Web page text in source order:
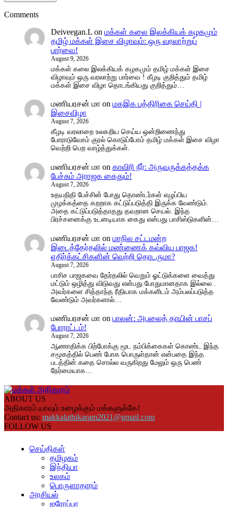
Comments
Deiveegan.L on மக்கள் கலை இலக்கியக் கழகமும்
தமிழ் மக்கள் இசை விழாவும்: ஒரு வரலாற்றுப்
பார்வை!
August 9, 2026
மக்கள் கலை இலக்கியக் கழகமும் தமிழ் மக்கள் இசை
விழாவும் ஒரு வரலாற்று பார்வை ! கீழடி குறித்தும் தமிழ்
மக்கள் இசை விழா தொடங்கியது குறித்தும்…
மணியரசன் மா on மகஇக பத்திரிகை செய்தி |
இசைவிழா
August 7, 2026
கீழடி வரலாறை உலகறிய செய்ய ஒன்றிணைந்து
போராடுவோம் குரல் கொடுப்போம் தமிழ் மக்கள் இசை விழா
வெற்றி பெற வாழ்த்துக்கள்.
மணியரசன் மா on காவிரி நீர்: அருவருக்கத்தக்க
பேச்சும் அராஜக கைதும்!
August 7, 2026
உதயநிதி பேச்சின் போது தொண்டர்கள் எழுப்பிய
முழக்கத்தை கறறாக கட்டுப்படுத்தி இருக்க வேண்டும்.
அதை கட்டுப்படுத்தாதது தவறான செயல். இந்த
பிரச்சனைக்கு உடனடியாக கைது என்பது பாசிஸ்டுகளின்…
மணியரசன் மா on மாநில சட்டமன்ற
இடைத்தேர்தலில் மண்ணைக் கவ்விய பாஜக!
எதிர்க்கட்சிகளின் வெற்றி தொடருமா?
August 7, 2026
பாசிச பாஜகவை தேர்தலில் வெறும் ஓட்டுக்களை வைத்து
மட்டும் ஒழித்து விடுவது என்பது போதுமானதாக இல்லை .
அவர்களை சித்தாந்த ரீதியாக மக்களிடம் அம்பலப்படுத்த
வேண்டும் அவர்களால்…
மணியரசன் மா on பாலன்: அபலைத் தாயின் பாசப்
போராட்டம்!
August 7, 2026
ஆணாதிக்க பிற்போக்கு மூட நம்பிக்கைகள் கொண்ட இந்த
சமூகத்தில் பெண் போக பொருள்தான் என்பதை இந்த
படத்தின் கதை சொல்ல வருகிறது மேலும் ஒரு பெண்
நேர்மையாக…
ABOUT US
அதிகாரம் யாவும் உழைக்கும் மக்களுக்கே!
Contact us: makkalathikaram2021@gmail.com
FOLLOW US
செய்திகள்
தமிழகம்
இந்தியா
உலகம்
பொருளாதாரம்
அரசியல்
ஐரோப்பா